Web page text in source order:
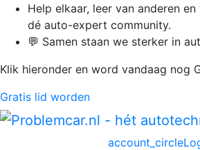
Help elkaar, leer van anderen
dé auto-expert community.
💬 Samen staan we sterker in
Klik hieronder en word vandaag nog
Gratis lid worden
account_circle